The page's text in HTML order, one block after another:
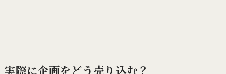
実際に企画をどう売り込む？